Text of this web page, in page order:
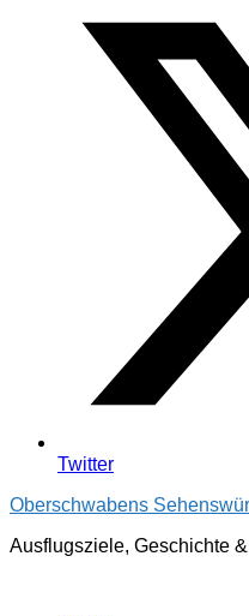
Twitter
Oberschwabens
Ausflugsziele, Geschichte